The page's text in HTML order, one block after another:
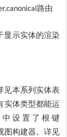
路由
显示实体的渲染
见本系列实体表
实体类型都能运
设置了根键
图构建器。详见